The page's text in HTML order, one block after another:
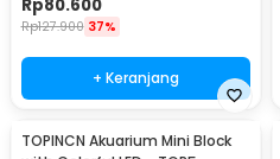
Rp80.600
Rp127.900 37%
+ Keranjang
TOPINCN Akuarium Mini Block